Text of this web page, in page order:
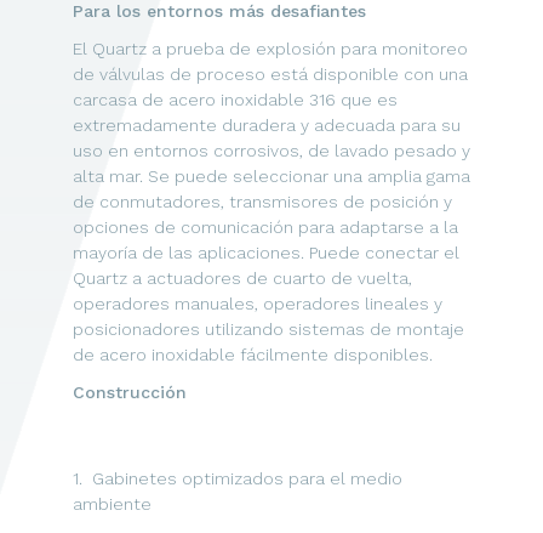
Para los entornos más desafiantes
El Quartz a prueba de explosión para monitoreo
de válvulas de proceso está disponible con una
carcasa de acero inoxidable 316 que es
extremadamente duradera y adecuada para su
uso en entornos corrosivos, de lavado pesado y
alta mar. Se puede seleccionar una amplia gama
de conmutadores, transmisores de posición y
opciones de comunicación para adaptarse a la
mayoría de las aplicaciones. Puede conectar el
Quartz a actuadores de cuarto de vuelta,
operadores manuales, operadores lineales y
posicionadores utilizando sistemas de montaje
de acero inoxidable fácilmente disponibles.
Construcción
1. Gabinetes optimizados para el medio
ambiente